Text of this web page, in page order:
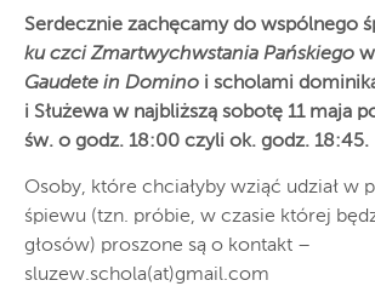
Serdecznie zachęcamy do wspólnego
ku czci Zmartwychwstania Pańskiego
Gaudete in Domino i scholami
i Służewa w najbliższą sobotę 11 maja
św. o godz. 18:00 czyli ok. godz. 18:45.
Osoby, które chciałyby wziąć udział w
śpiewu (tzn. próbie, w czasie której
głosów) proszone są o kontakt –
sluzew.schola(at)gmail.com